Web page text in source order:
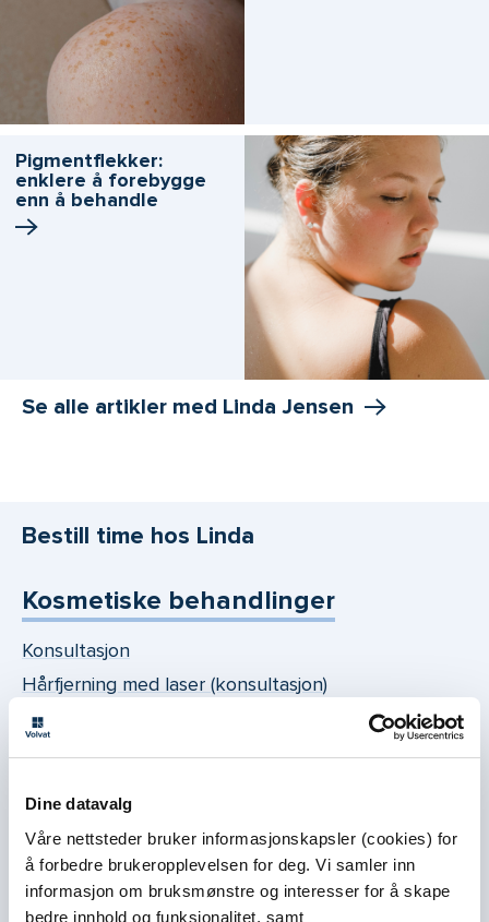
Dine datavalg
Våre nettsteder bruker informasjonskapsler (cookies) for
å forbedre brukeropplevelsen for deg. Vi samler inn
informasjon om bruksmønstre og interesser for å skape
bedre innhold og funksjonalitet, samt
Pigmentflekker:
enklere å forebygge
enn å behandle
Se alle artikler med Linda Jensen
Bestill time hos Linda
Kosmetiske behandlinger
Konsultasjon
Hårfjerning med laser (konsultasjon)
Fillere og injeksjonsbehandling (konsultasjon)
Botox-behandling
Hudbehandling med laser (konsultasjon)
Hudbehandling med laser av kropp
(oppfølgingstime)
Hudbehandling med laser av ansikt